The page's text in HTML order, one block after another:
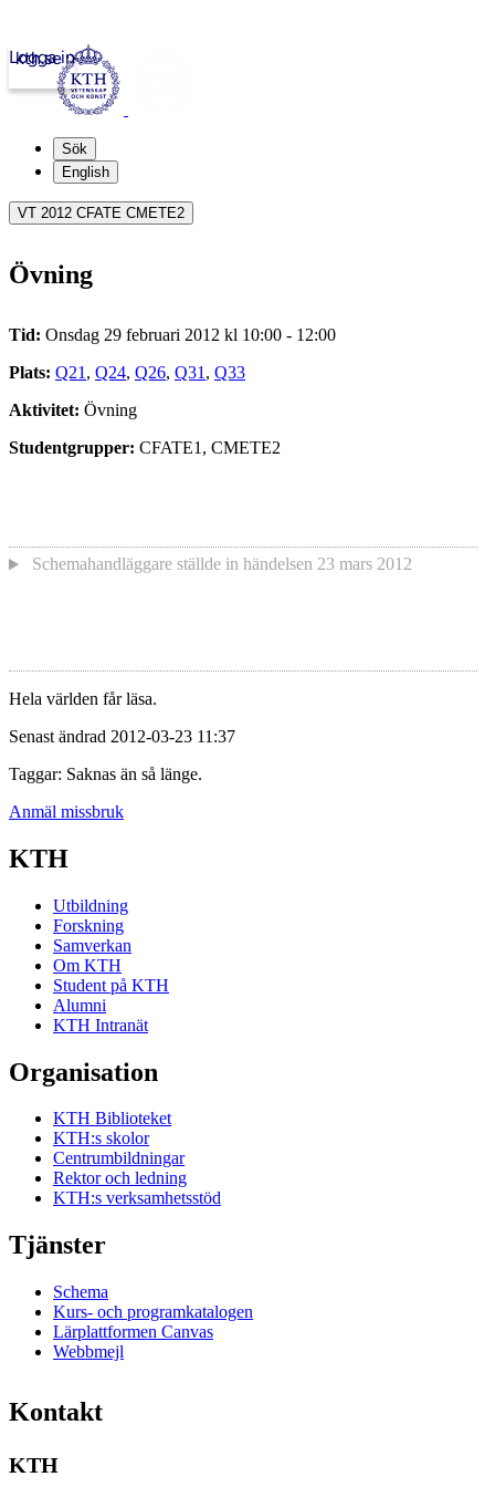
kth.se
Logga in
Sök
English
VT 2012 CFATE CMETE2
Övning
Tid: Onsdag 29 februari 2012 kl 10:00 - 12:00
Plats: Q21 , Q24, Q26, Q31 , Q33
Aktivitet: Övning
Studentgrupper: CFATE1, CMETE2
Schemahandläggare ställde in händelsen 23 mars 2012
Hela världen får läsa.
Senast ändrad 2012-03-23 11:37
Taggar: Saknas än så länge.
Anmäl missbruk
KTH
Utbildning
Forskning
Samverkan
Om KTH
Student på KTH
Alumni
KTH Intranät
Organisation
KTH Biblioteket
KTH:s skolor
Centrumbildningar
Rektor och ledning
KTH:s verksamhetsstöd
Tjänster
Schema
Kurs- och programkatalogen
Lärplattformen Canvas
Webbmejl
Kontakt
KTH